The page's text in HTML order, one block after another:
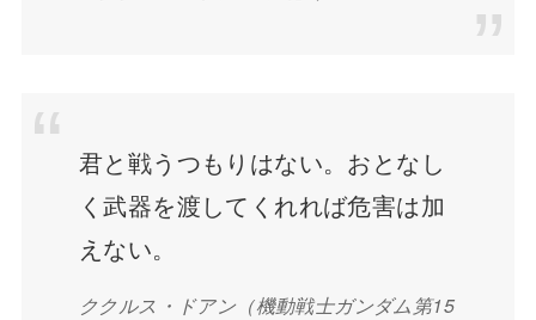
君と戦うつもりはない。おとなし
く武器を渡してくれれば危害は加
えない。
ククルス・ドアン（機動戦士ガンダム第15